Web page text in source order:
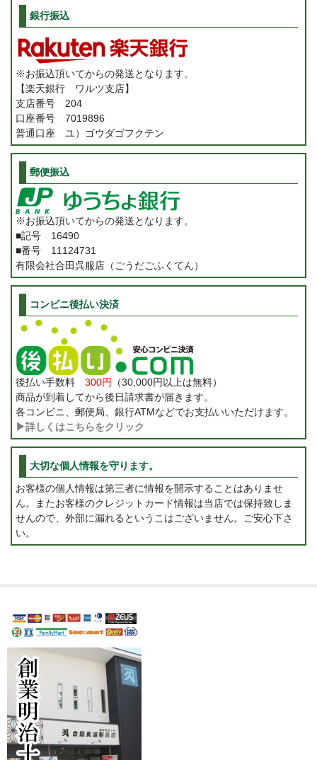
銀行振込
※お振込頂いてからの発送となります。
【楽天銀行 ワルツ支店】
支店番号 204
口座番号 7019896
普通口座 ユ）ゴウダゴフクテン
郵便振込
※お振込頂いてからの発送となります。
■記号 16490
■番号 11124731
有限会社合田呉服店（ごうだごふくてん）
コンビニ後払い決済
後払い手数料 300円
（30,000円以上は無料）
商品が到着してから後日請求書が届きます。
各コンビニ、郵便局、銀行ATMなどでお支払いいただけます。
▶詳しくはこちらをクリック
大切な個人情報を守ります。
お客様の個人情報は第三者に情報を開示することはありませ
ん。またお客様のクレジットカード情報は当店では保持致しま
せんので、外部に漏れるというこはございません。ご安心下さ
い。